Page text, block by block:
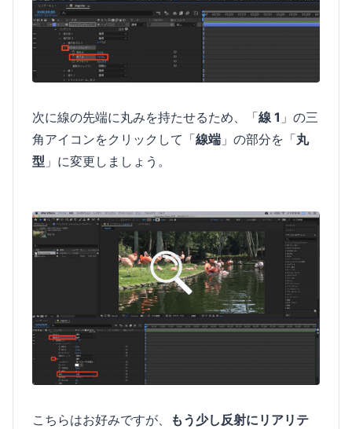
次に線の先端に丸みを持たせるため、「線 1 」の三
角アイコンをクリックして「線端 」の部分を「丸
型 」に変更しましょう。
こちらはお好みですが、
もう少し反射にリアリテ